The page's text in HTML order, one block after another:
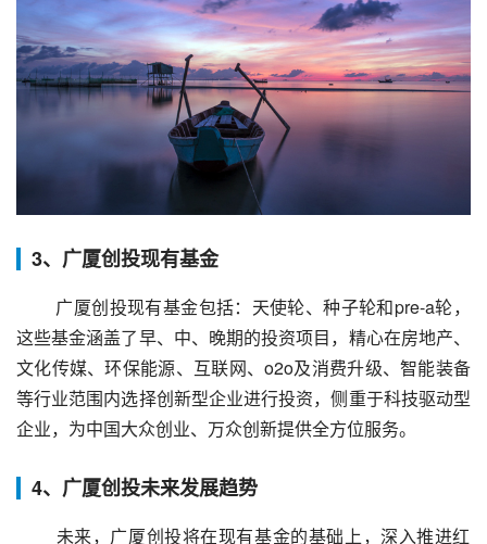
3、广厦创投现有基金
这些基金涵盖了早、中、晚期的投资项目，精心在房地产、
文化传媒、环保能源、互联网、o2o及消费升级、智能装备
等行业范围内选择创新型企业进行投资，侧重于科技驱动型
企业，为中国大众创业、万众创新提供全方位服务。
4、广厦创投未来发展趋势